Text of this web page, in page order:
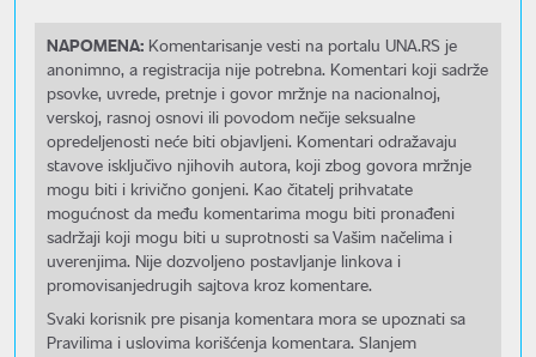
NAPOMENA: Komentarisanje vesti na portalu UNA.RS je
anonimno, a registracija nije potrebna. Komentari koji sadrže
psovke, uvrede, pretnje i govor mržnje na nacionalnoj,
verskoj, rasnoj osnovi ili povodom nečije seksualne
opredeljenosti neće biti objavljeni. Komentari odražavaju
stavove isključivo njihovih autora, koji zbog govora mržnje
mogu biti i krivično gonjeni. Kao čitatelj prihvatate
mogućnost da među komentarima mogu biti pronađeni
sadržaji koji mogu biti u suprotnosti sa Vašim načelima i
uverenjima. Nije dozvoljeno postavljanje linkova i
promovisanjedrugih sajtova kroz komentare.
Svaki korisnik pre pisanja komentara mora se upoznati sa
Pravilima i uslovima korišćenja komentara. Slanjem